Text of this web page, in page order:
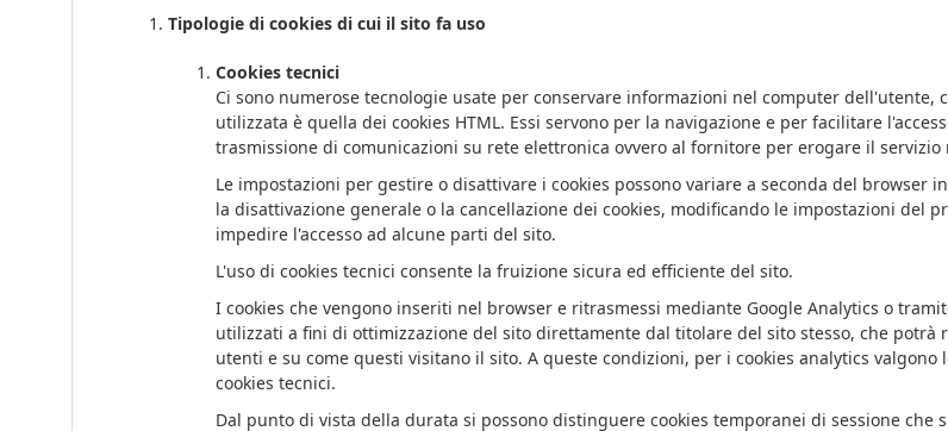
Tipologie di cookies di cui il sito fa uso
Cookies tecnici
Ci sono numerose tecnologie usate per conservare informazioni nel computer
utilizzata è quella dei cookies HTML. Essi servono per la navigazione e per facilitare
trasmissione di comunicazioni su rete elettronica ovvero al fornitore per erogare il
Le impostazioni per gestire o disattivare i cookies possono variare a seconda del
la disattivazione generale o la cancellazione dei cookies, modificando le impostazioni del
impedire l'accesso ad alcune parti del sito.
L'uso di cookies tecnici consente la fruizione sicura ed efficiente del sito.
I cookies che vengono inseriti nel browser e ritrasmessi mediante Google Analytics o
utilizzati a fini di ottimizzazione del sito direttamente dal titolare del sito stesso, che
utenti e su come questi visitano il sito. A queste condizioni, per i cookies analytics
cookies tecnici.
Dal punto di vista della durata si possono distinguere cookies temporanei di sessione